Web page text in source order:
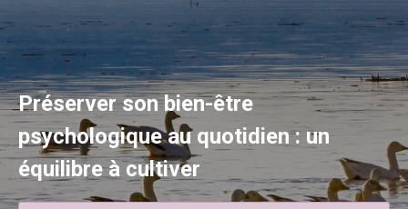
Préserver son bien-être
psychologique au quotidien : un
équilibre à cultiver